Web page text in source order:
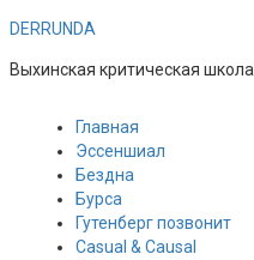
DERRUNDA
Выхинская критическая школа
Главная
Эссеншиал
Бездна
Бурса
Гутенберг позвонит
Casual & Causal